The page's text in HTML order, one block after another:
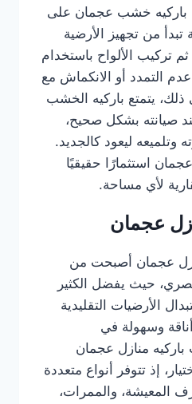
خشب عجمان على
تبدأ من تجهيز الأرضية
تركيب الألواح باستخدام
التمدد أو الانكماش مع
يتمتع باركيه الخشب
صيانته بشكل صحيح،
ليعود كالجديد.
استثمارًا حقيقيًا
لأي مساحة.
عجمان
عجمان أصبحت من
حيث يفضل الكثير
الأرضيات التقليدية
وسهولة في
باركيه منازل عجمان
إذ تتوفر أنواع متعددة
المعيشة، والممرات،